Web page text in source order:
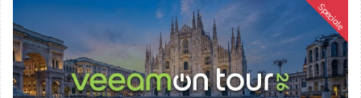
Speciale